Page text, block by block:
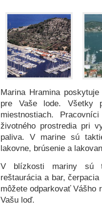
Marina Hramina
pre Vaše lode. Všetky
miestnostiach.
životného prostredia pri
paliva. V marine sú
lakovne, brúsenie a
V blízkosti mariny sú
reštaurácia a bar,
môžete odparkovať Vášho
Vašu loď.